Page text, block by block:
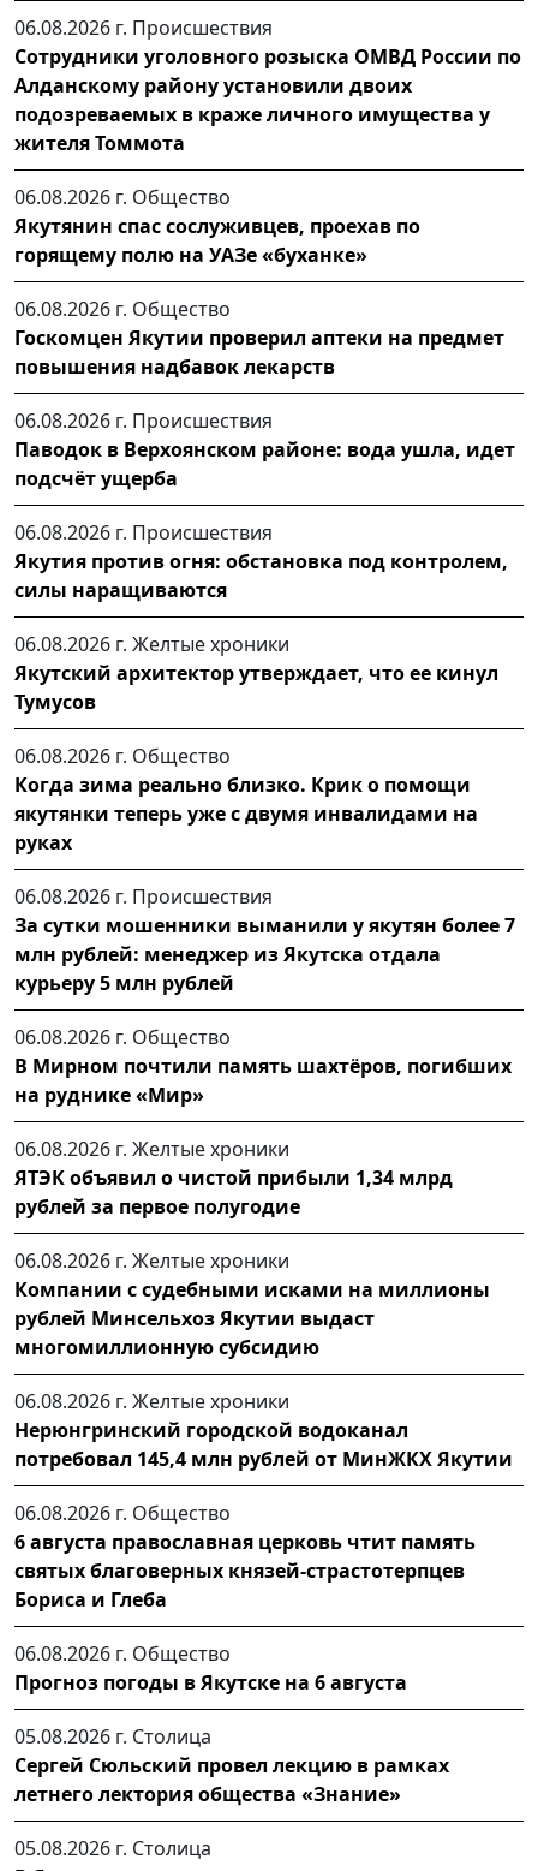
06.08.2026 г. Происшествия
Сотрудники уголовного розыска ОМВД России по
Алданскому району установили двоих
подозреваемых в краже личного имущества у
жителя Томмота
06.08.2026 г. Общество
Якутянин спас сослуживцев, проехав по
горящему полю на УАЗе «буханке»
06.08.2026 г. Общество
Госкомцен Якутии проверил аптеки на предмет
повышения надбавок лекарств
06.08.2026 г. Происшествия
Паводок в Верхоянском районе: вода ушла, идет
подсчёт ущерба
06.08.2026 г. Происшествия
Якутия против огня: обстановка под контролем,
силы наращиваются
06.08.2026 г. Желтые хроники
Якутский архитектор утверждает, что ее кинул
Тумусов
06.08.2026 г. Общество
Когда зима реально близко. Крик о помощи
якутянки теперь уже с двумя инвалидами на
руках
06.08.2026 г. Происшествия
За сутки мошенники выманили у якутян более 7
млн рублей: менеджер из Якутска отдала
курьеру 5 млн рублей
06.08.2026 г. Общество
В Мирном почтили память шахтёров, погибших
на руднике «Мир»
06.08.2026 г. Желтые хроники
ЯТЭК объявил о чистой прибыли 1,34 млрд
рублей за первое полугодие
06.08.2026 г. Желтые хроники
Компании с судебными исками на миллионы
рублей Минсельхоз Якутии выдаст
многомиллионную субсидию
06.08.2026 г. Желтые хроники
Нерюнгринский городской водоканал
потребовал 145,4 млн рублей от МинЖКХ Якутии
06.08.2026 г. Общество
6 августа православная церковь чтит память
святых благоверных князей-страстотерпцев
Бориса и Глеба
06.08.2026 г. Общество
Прогноз погоды в Якутске на 6 августа
05.08.2026 г. Столица
Сергей Сюльский провел лекцию в рамках
летнего лектория общества «Знание»
05.08.2026 г. Столица